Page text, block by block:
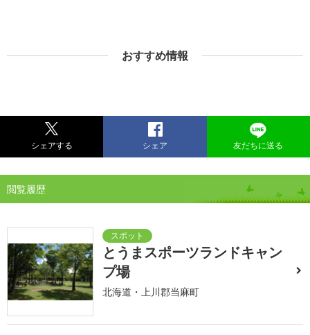
おすすめ情報
シェアする シェア 友だちに送る
閲覧履歴
とうまスポーツランドキャン
プ場
北海道・上川郡当麻町